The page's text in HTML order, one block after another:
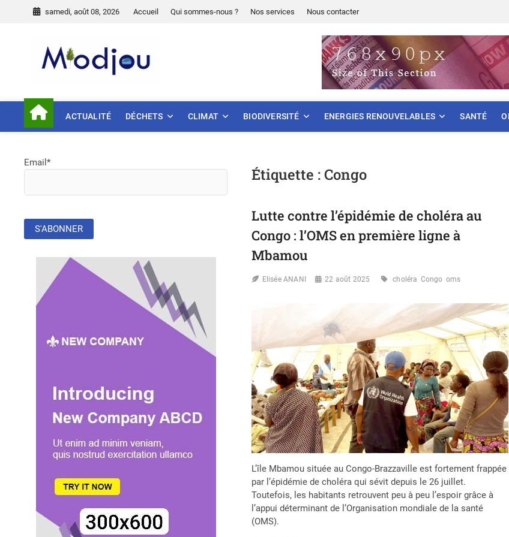
samedi, août 08, 2026 Accueil Qui sommes-nous ? Nos services Nous contacter
ACTUALITÉ DÉCHETS CLIMAT BIODIVERSITÉ ENERGIES RENOUVELABLES SANTÉ
Étiquette :Congo
Lutte contre l’épidémie de choléra au
Congo : l’OMS en première ligne à
Mbamou
Elisée ANANI 22 août 2025 choléra Congo oms
L’île Mbamou située au Congo-Brazzaville est fortement frappée
par l’épidémie de choléra qui sévit depuis le 26 juillet.
Toutefois, les habitants retrouvent peu à peu l’espoir grâce à
l’appui déterminant de l’Organisation mondiale de la santé
(OMS).
Email*